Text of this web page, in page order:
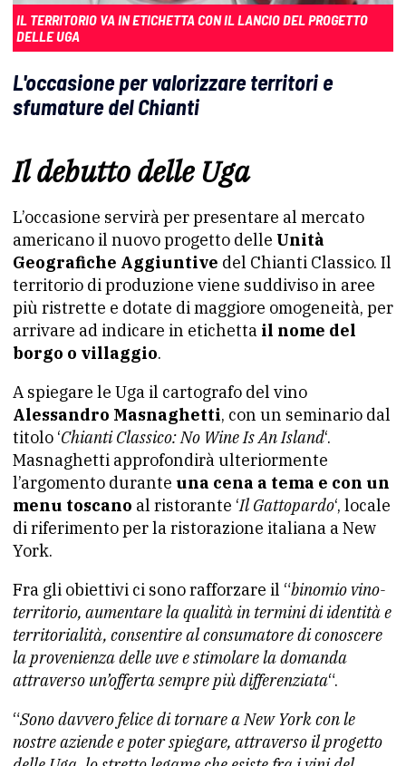
IL TERRITORIO VA IN ETICHETTA CON IL LANCIO DEL PROGETTO
DELLE UGA
L'occasione per valorizzare territori e
sfumature del Chianti
Il debutto delle Uga
L’occasione servirà per presentare al mercato
americano il nuovo progetto delle Unità
Geografiche Aggiuntive del Chianti Classico. Il
territorio di produzione viene suddiviso in aree
più ristrette e dotate di maggiore omogeneità, per
arrivare ad indicare in etichetta il nome del
borgo o villaggio.
A spiegare le Uga il cartografo del vino
Alessandro Masnaghetti, con un seminario dal
titolo ‘Chianti Classico: No Wine Is An Island‘.
Masnaghetti approfondirà ulteriormente
l’argomento durante una cena a tema e con un
menu toscano al ristorante ‘Il Gattopardo‘, locale
di riferimento per la ristorazione italiana a New
York.
Fra gli obiettivi ci sono rafforzare il “binomio vino-
territorio, aumentare la qualità in termini di identità e
territorialità, consentire al consumatore di conoscere
la provenienza delle uve e stimolare la domanda
attraverso un’offerta sempre più differenziata“.
“Sono davvero felice di tornare a New York con le
nostre aziende e poter spiegare, attraverso il progetto